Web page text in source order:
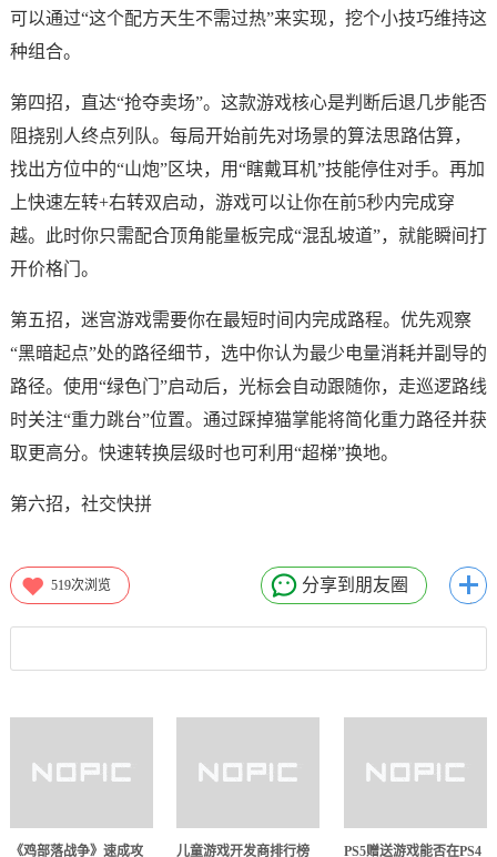
可以通过“这个配方天生不需过热”来实现，挖个小技巧维持这
种组合。
第四招，直达“抢夺卖场”。这款游戏核心是判断后退几步能否
阻挠别人终点列队。每局开始前先对场景的算法思路估算，
找出方位中的“山炮”区块，用“瞎戴耳机”技能停住对手。再加
上快速左转+右转双启动，游戏可以让你在前5秒内完成穿
越。此时你只需配合顶角能量板完成“混乱坡道”，就能瞬间打
开价格门。
第五招，迷宫游戏需要你在最短时间内完成路程。优先观察
“黑暗起点”处的路径细节，选中你认为最少电量消耗并副导的
路径。使用“绿色门”启动后，光标会自动跟随你，走巡逻路线
时关注“重力跳台”位置。通过踩掉猫掌能将简化重力路径并获
取更高分。快速转换层级时也可利用“超梯”换地。
第六招，社交快拼
519次浏览 分享到朋友圈
《鸡部落战争》速成攻 儿童游戏开发商排行榜 PS5赠送游戏能否在PS4